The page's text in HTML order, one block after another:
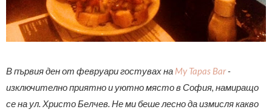
В първия ден от февруари гостувах на My Tapas Bar-
изключително приятно и уютно място в София, намиращо
се на ул. Христо Белчев. Не ми беше лесно да измисля какво